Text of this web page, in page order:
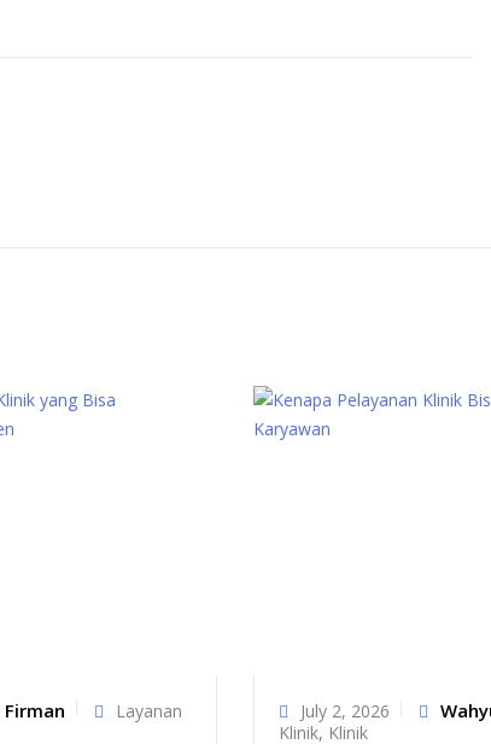
Firman
Layanan
July 2, 2026
Klinik, Klinik